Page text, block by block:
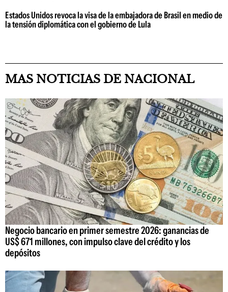
Estados Unidos revoca la visa de la embajadora de Brasil en medio de
la tensión diplomática con el gobierno de Lula
MAS NOTICIAS DE NACIONAL
Negocio bancario en primer semestre 2026: ganancias de
US$ 671 millones, con impulso clave del crédito y los
depósitos